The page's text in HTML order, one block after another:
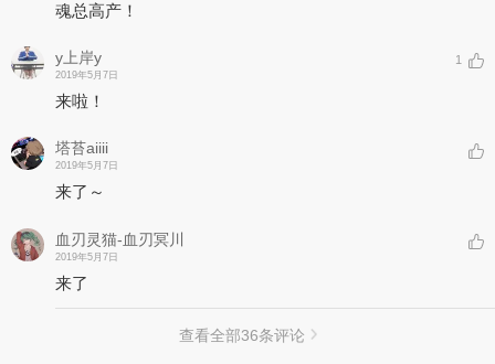
魂总高产！
y上岸y
2019年5月7日
1
来啦！
塔苔aiiii
2019年5月7日
来了～
血刃灵猫-血刃冥川
2019年5月7日
来了
查看全部36条评论